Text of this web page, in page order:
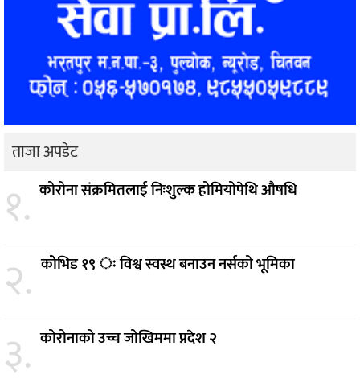
ताजा अपडेट
१. कोरोना संक्रमितलाई निःशुल्क होमियोपेथि औषधि
२. कोेभिड १९ ः विश्व स्वस्थ बनाउन नर्सको भूमिका
३. कोरोनाको उच्च जोखिममा प्रदेश २